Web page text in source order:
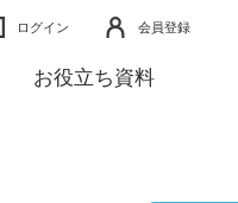
ログイン 会員登録
お役立ち資料